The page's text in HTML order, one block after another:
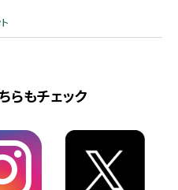
らもチェック